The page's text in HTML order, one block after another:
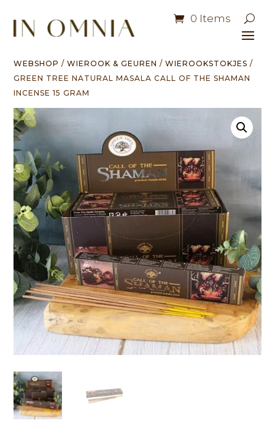
0 Items
WEBSHOP /WIEROOK & GEUREN /WIEROOKSTOKJES /
GREEN TREE NATURAL MASALA CALL OF THE SHAMAN
INCENSE 15 GRAM